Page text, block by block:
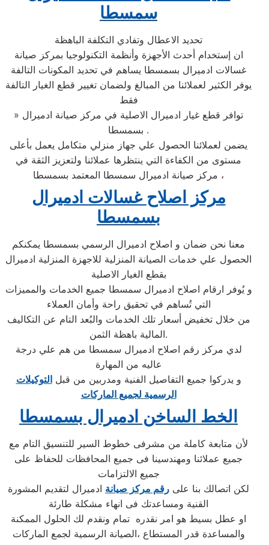
سمسطا
تحديد الاعطال وتفادي التكلفة الباهظة
ان إستخدام أحدث الأجهزة وأنظمة التكنولوجيا بمركز صيانة
غسالات ادميرال بسمسطا يساهم في تحديد المكونات التالفة
يوفر الكثير لعملائنا من المبالغ ولضمان تغيير قطع الغيار التالفة
فقط
» توافر قطع غيار ادميرال الاصلية في مركز صيانة ادميرال
بسمسطا .
يضمن لعملائنا الحصول علي جهاز منزلي متكامل يعمل بأعلى
مستوى من الكفاءة التي ينتظرها عملائنا ولتعزيز الثقة في
مركز صيانة ادميرال سمسطا المعتمد بسمسطا ،
مركز اصلاح غسالات ادميرال
بسمسطا
معنا نحن ضمان و اصلاح ادميرال الرسمي بسمسطا يمكنكم
الحصول علي خدمات الصيانة المنزلية للاجهزة المنزلية ادميرال
بقطع الغيار الاصلية
و يُوفر ارقام اصلاح ادميرال سمسطا جميع الخدمات والمميزات
التي تُساهم في تحقيق راحة وأمان العملاء
من خلال تخفيض أسعار تلك الخدمات والبُعد التام عن التكاليف
المالية باهظة الثمن.
لدي مركز رقم اصلاح ادميرال سمسطا من هم علي درجة
عاليه من المهارة
و يدركوا جميع التفاصيل الفنية ومدربين من قبلالتوكيلات
الرسمية لجميع الماركات
الخط الساخن ادميرال بسمسطا
لأن متابعة كاملة من مشرفى خطوط السير للتنسيق التام مع
جميع عملائنا ومهندسينا فى جميع المحافظات للحفاظ على
جميع الالتزامات
لكن اتصالك بنا على رقم مركز صيانة ادميرال لتقديم المشورة
القنية ومساعدتك فى انهاء مشكلة طارئة
او عطل بسيط هو امر نقدره تمام ونقدم لك الحلول الممكنة
والمساعدة قدر المستطاع ،الصيانة الرسمية لجمع الماركات